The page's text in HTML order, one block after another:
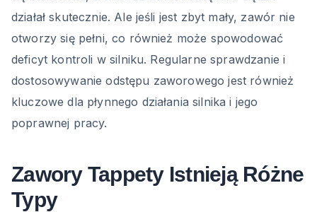
działał skutecznie. Ale jeśli jest zbyt mały, zawór nie
otworzy się pełni, co również może spowodować
deficyt kontroli w silniku. Regularne sprawdzanie i
dostosowywanie odstępu zaworowego jest również
kluczowe dla płynnego działania silnika i jego
poprawnej pracy.
Zawory Tappety Istnieją Różne
Typy